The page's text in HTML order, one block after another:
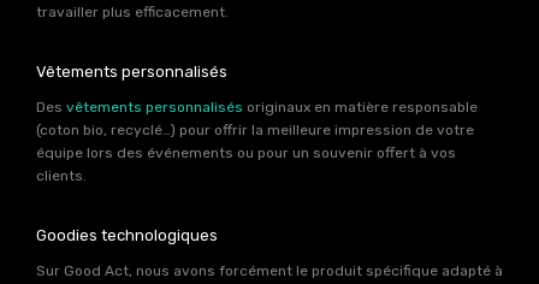
travailler plus efficacement.
Vêtements personnalisés
Des vêtements personnalisés originaux en matière responsable
(coton bio, recyclé…) pour offrir la meilleure impression de votre
équipe lors des événements ou pour un souvenir offert à vos
clients.
Goodies technologiques
Sur Good Act, nous avons forcément le produit spécifique adapté à